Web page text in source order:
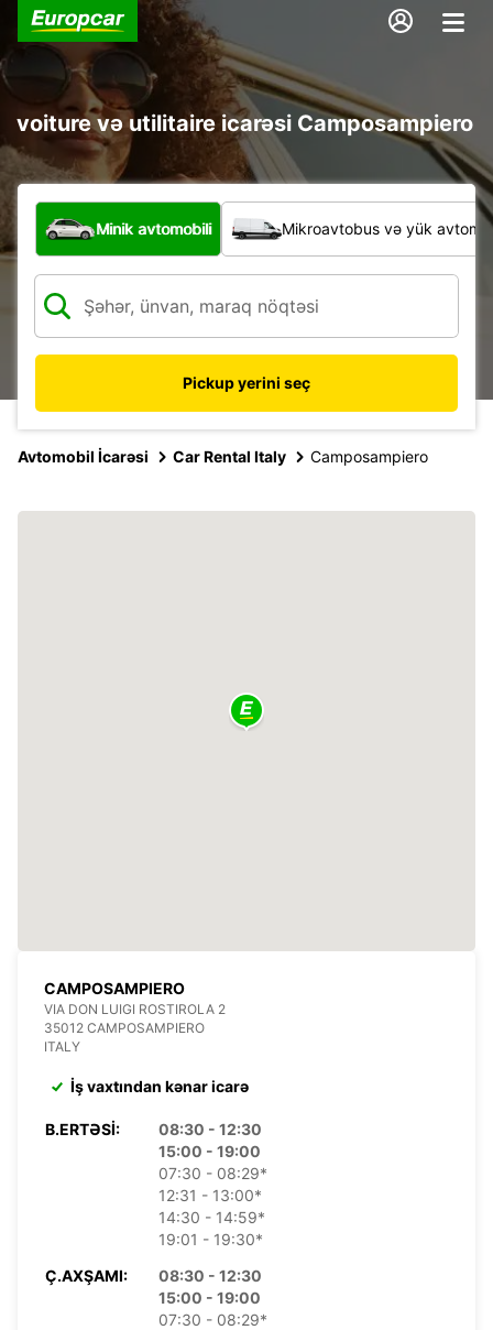
voiture və utilitaire icarəsi Camposampiero
Hansı növ nəqliyyat vasitəsi?
Minik avtomobili Mikroavtobus və yük
Pickup yerini seç
Avtomobil İcarəsi Car Rental Italy Camposampiero
CAMPOSAMPIERO
VIA DON LUIGI ROSTIROLA 2
35012 CAMPOSAMPIERO
ITALY
İş vaxtından kənar icarə
B.ERTƏSI:
08:30 - 12:30
15:00 - 19:00
07:30 - 08:29*
12:31 - 13:00*
14:30 - 14:59*
19:01 - 19:30*
Ç.AXŞAMI:
08:30 - 12:30
15:00 - 19:00
07:30 - 08:29*